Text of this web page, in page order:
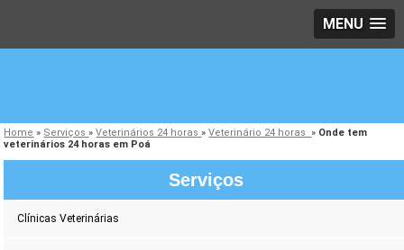
MENU
Home » Serviços»Veterinários 24 horas»Veterinário 24 horas» Onde tem
veterinários 24 horas em Poá
Serviços
Clínicas Veterinárias